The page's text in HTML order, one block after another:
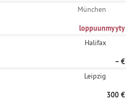
München
loppuunmyyty
Halifax
– €
Leipzig
300 €